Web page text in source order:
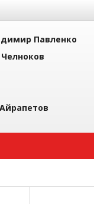
Павленко